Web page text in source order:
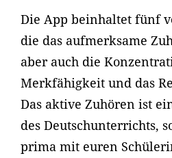
Die App beinhaltet fünf
die das aufmerksame
aber auch die
Merkfähigkeit und das
Das aktive Zuhören ist
des Deutschunterrichts,
prima mit euren